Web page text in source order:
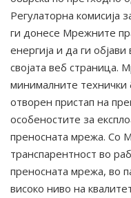
Регулаторна комисија
ги донесе Мрежните
енергија и да ги
својата веб страница.
минималните
отворен пристап на
особеностите за
преносната мрежа. Со
транспарентност во
преносната мрежа, во
високо ниво на